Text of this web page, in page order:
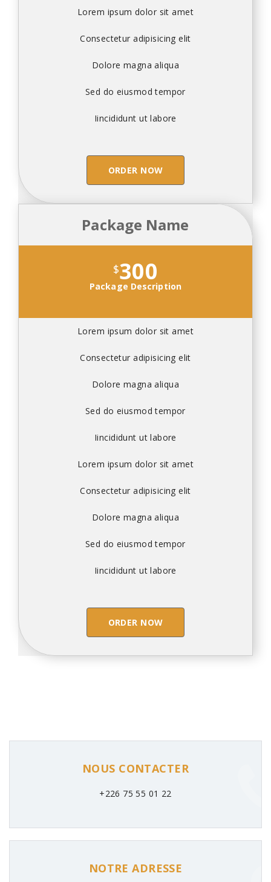
Lorem ipsum dolor sit amet
Consectetur adipisicing elit
Dolore magna aliqua
Sed do eiusmod tempor
Iincididunt ut labore
ORDER NOW
Package Name
$300
Package Description
Lorem ipsum dolor sit amet
Consectetur adipisicing elit
Dolore magna aliqua
Sed do eiusmod tempor
Iincididunt ut labore
Lorem ipsum dolor sit amet
Consectetur adipisicing elit
Dolore magna aliqua
Sed do eiusmod tempor
Iincididunt ut labore
ORDER NOW
NOUS CONTACTER
+226 75 55 01 22
NOTRE ADRESSE